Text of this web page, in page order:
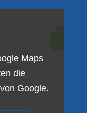
Maps
die
von Google.